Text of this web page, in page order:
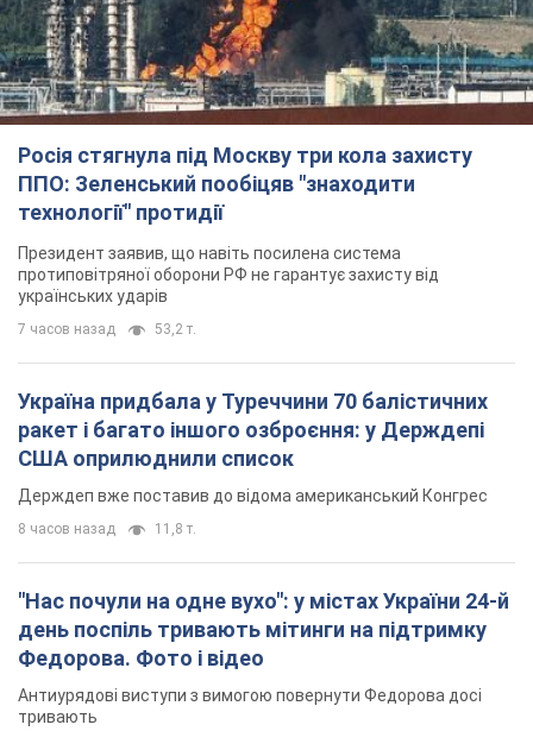
Росія стягнула під Москву три кола захисту
ППО: Зеленський пообіцяв "знаходити
технології" протидії
Президент заявив, що навіть посилена система
протиповітряної оборони РФ не гарантує захисту від
українських ударів
7 часов назад 53,2 т.
Україна придбала у Туреччини 70 балістичних
ракет і багато іншого озброєння: у Держдепі
США оприлюднили список
Держдеп вже поставив до відома американський Конгрес
8 часов назад 11,8 т.
"Нас почули на одне вухо": у містах України 24-й
день поспіль тривають мітинги на підтримку
Федорова. Фото і відео
Антиурядові виступи з вимогою повернути Федорова досі
тривають